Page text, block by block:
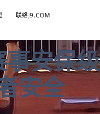
联络J9.COM
事安保级
安全